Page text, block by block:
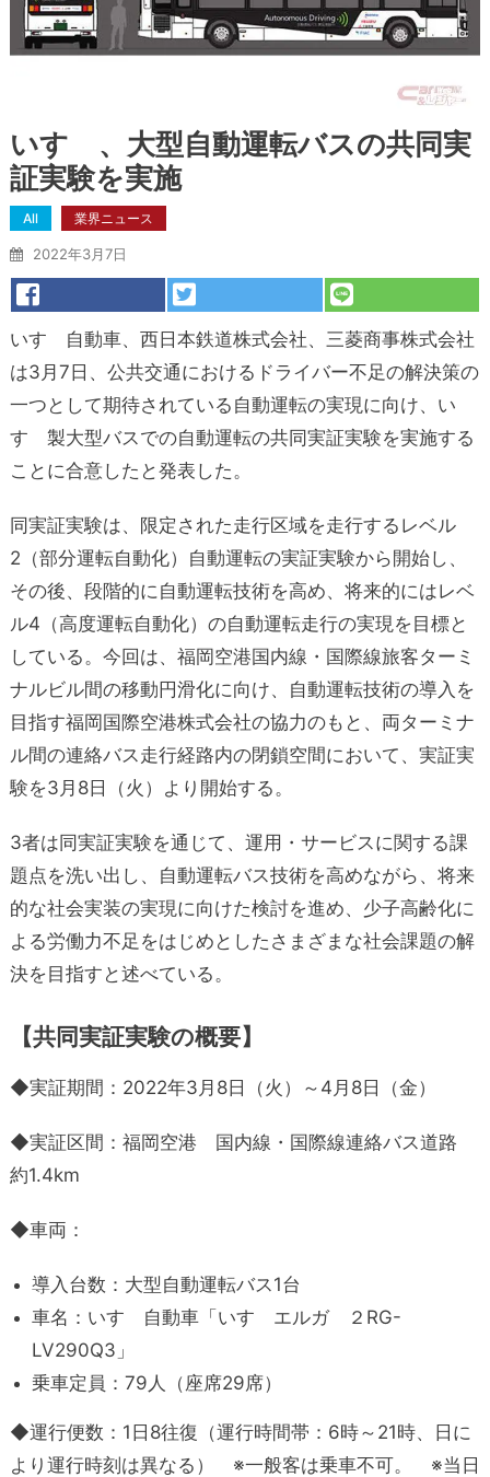
いすゞ、大型自動運転バスの共同実
証実験を実施
All 業界ニュース
2022年3月7日
いすゞ自動車、西日本鉄道株式会社、三菱商事株式会社
は3月7日、公共交通におけるドライバー不足の解決策の
一つとして期待されている自動運転の実現に向け、い
すゞ製大型バスでの自動運転の共同実証実験を実施する
ことに合意したと発表した。
同実証実験は、限定された走行区域を走行するレベル
2（部分運転自動化）自動運転の実証実験から開始し、
その後、段階的に自動運転技術を高め、将来的にはレベ
ル4（高度運転自動化）の自動運転走行の実現を目標と
している。今回は、福岡空港国内線・国際線旅客ターミ
ナルビル間の移動円滑化に向け、自動運転技術の導入を
目指す福岡国際空港株式会社の協力のもと、両ターミナ
ル間の連絡バス走行経路内の閉鎖空間において、実証実
験を3月8日（火）より開始する。
3者は同実証実験を通じて、運用・サービスに関する課
題点を洗い出し、自動運転バス技術を高めながら、将来
的な社会実装の実現に向けた検討を進め、少子高齢化に
よる労働力不足をはじめとしたさまざまな社会課題の解
決を目指すと述べている。
【共同実証実験の概要】
◆実証期間：2022年3月8日（火）～4月8日（金）
◆実証区間：福岡空港 国内線・国際線連絡バス道路
約1.4km
◆車両：
導入台数：大型自動運転バス1台
車名：いすゞ自動車「いすゞエルガ ２RG-
LV290Q3」
乗車定員：79人（座席29席）
◆運行便数：1日8往復（運行時間帯：6時～21時、日に
より運行時刻は異なる） ※一般客は乗車不可。 ※当日